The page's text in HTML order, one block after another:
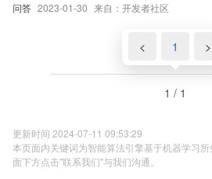
问答 2023-01-30 来自：开发者社区
< 1 >
1 / 1
更新时间 2024-07-11 09:53:29
本页面内关键词为智能算法引擎基于机器学习
面下方点击"联系我们"与我们沟通。